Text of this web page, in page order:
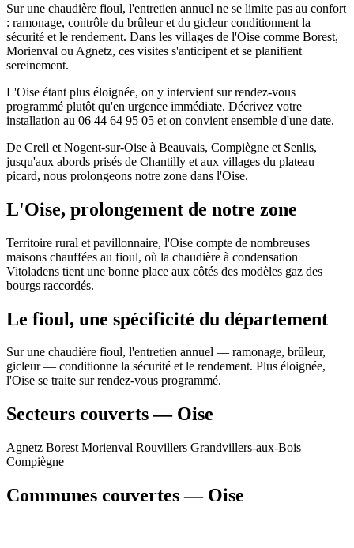
Sur une chaudière fioul, l'entretien annuel ne se limite pas au confort
: ramonage, contrôle du brûleur et du gicleur conditionnent la
sécurité et le rendement. Dans les villages de l'Oise comme Borest,
Morienval ou Agnetz, ces visites s'anticipent et se planifient
sereinement.
L'Oise étant plus éloignée, on y intervient sur rendez-vous
programmé plutôt qu'en urgence immédiate. Décrivez votre
installation au 06 44 64 95 05 et on convient ensemble d'une date.
De Creil et Nogent-sur-Oise à Beauvais, Compiègne et Senlis,
jusqu'aux abords prisés de Chantilly et aux villages du plateau
picard, nous prolongeons notre zone dans l'Oise.
L'Oise, prolongement de notre zone
Territoire rural et pavillonnaire, l'Oise compte de nombreuses
maisons chauffées au fioul, où la chaudière à condensation
Vitoladens tient une bonne place aux côtés des modèles gaz des
bourgs raccordés.
Le fioul, une spécificité du département
Sur une chaudière fioul, l'entretien annuel — ramonage, brûleur,
gicleur — conditionne la sécurité et le rendement. Plus éloignée,
l'Oise se traite sur rendez-vous programmé.
Secteurs couverts — Oise
Agnetz Borest Morienval Rouvillers Grandvillers-aux-Bois
Compiègne
Communes couvertes — Oise